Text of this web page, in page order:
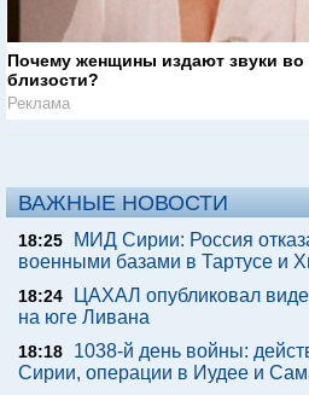
Почему женщины издают звуки во
близости?
Реклама
ВАЖНЫЕ НОВОСТИ
18:25
МИД Сирии: Россия
военными базами в Тартусе и
18:24
ЦАХАЛ опубликовал
на юге Ливана
18:18
1038-й день войны:
Сирии, операции в Иудее и